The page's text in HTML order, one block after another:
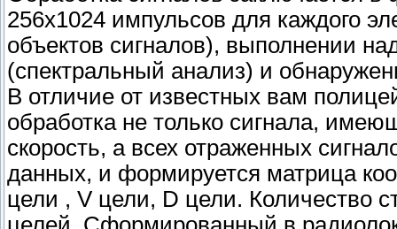
256x1024 импульсов для каждого
объектов сигналов), выполнении
(спектральный анализ) и
В отличие от известных вам
обработка не только сигнала,
скорость, а всех отраженных
данных, и формируется матрица
цели , V цели, D цели. Количество